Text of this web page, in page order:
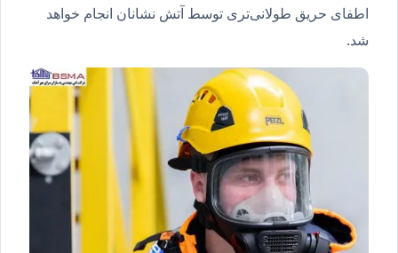
اطفای حریق طولانی‌تری توسط آتش نشانان انجام خواهد
شد.